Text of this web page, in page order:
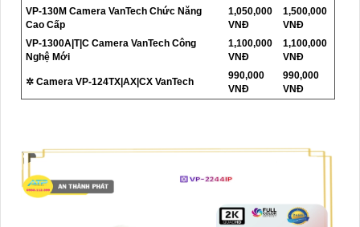
VP-130M Camera VanTech Chức Năng
Cao Cấp
1,050,000
VNĐ
1,500,000
VNĐ
VP-1300A|T|C Camera VanTech Công
Nghệ Mới
1,100,000
VNĐ
1,100,000
VNĐ
✲ Camera VP-124TX|AX|CX VanTech
990,000
VNĐ
990,000
VNĐ